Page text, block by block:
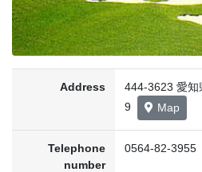
Address
444-3623 愛知
9
Map
Telephone
number
0564-82-3955